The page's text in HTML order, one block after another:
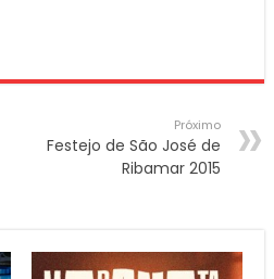
Próximo
Festejo de São José de
Ribamar 2015